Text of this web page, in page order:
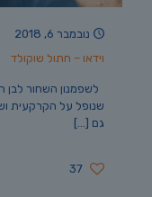
נובמבר 6, 2018
וידאו – חתול שוקולד
לשפמנון השחור לבן
שנופל על הקרקעית
גם […]
37